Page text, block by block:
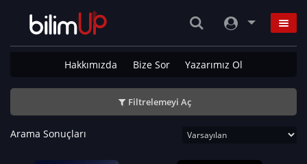
Hakkımızda Bize Sor Yazarımız Ol
Filtrelemeyi Aç
Arama Sonuçları